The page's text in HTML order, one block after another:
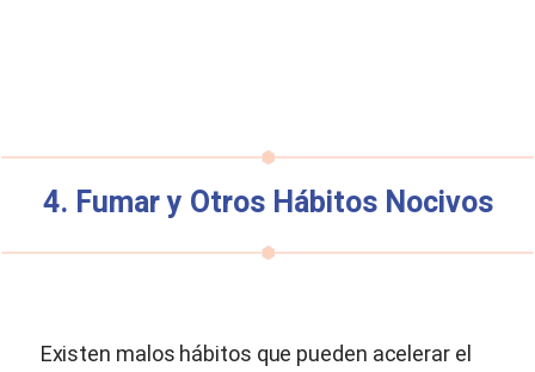
4. Fumar y Otros Hábitos Nocivos
Existen malos hábitos que pueden acelerar el